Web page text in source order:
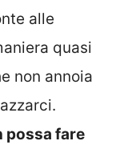
alle
quasi
non annoia
possa fare